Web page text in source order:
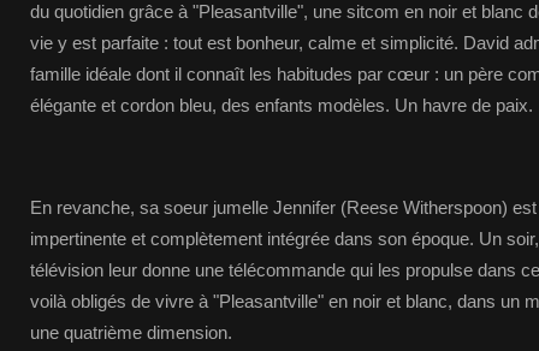
du quotidien grâce à "Pleasantville", une sitcom en noir et blanc
vie y est parfaite : tout est bonheur, calme et simplicité. David
famille idéale dont il connaît les habitudes par cœur : un père
élégante et cordon bleu, des enfants modèles. Un havre de paix.
En revanche, sa soeur jumelle Jennifer (Reese Witherspoon)
impertinente et complètement intégrée dans son époque. Un
télévision leur donne une télécommande qui les propulse dans
voilà obligés de vivre à "Pleasantville" en noir et blanc, dans un
une quatrième dimension.